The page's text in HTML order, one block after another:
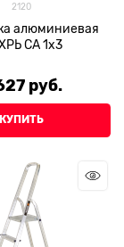
2120
алюминиевая
СА 1х3
руб.
КУПИТЬ